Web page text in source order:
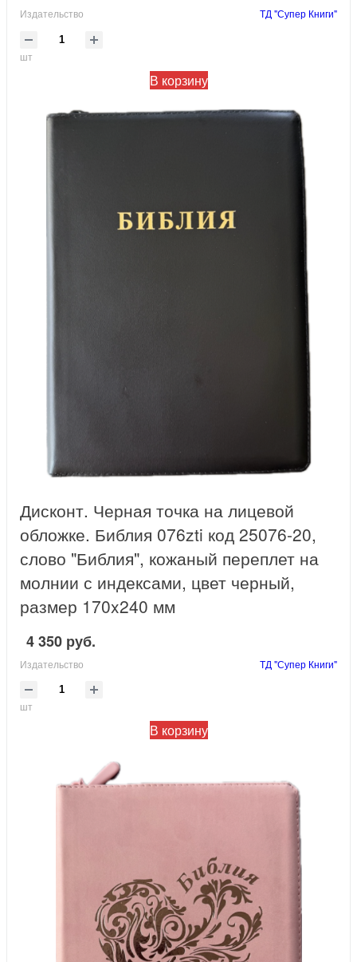
Издательство ТД "Супер Книги"
шт
В корзину
Дисконт. Черная точка на лицевой
обложке. Библия 076zti код 25076-20,
слово "Библия", кожаный переплет на
молнии с индексами, цвет черный,
размер 170x240 мм
4 350 руб.
Издательство ТД "Супер Книги"
шт
В корзину